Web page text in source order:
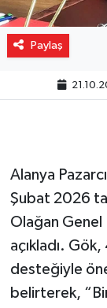
Paylaş
Alanya
Şubat 2026
Olağan Genel
açıkladı.
desteğiyle
belirterek,